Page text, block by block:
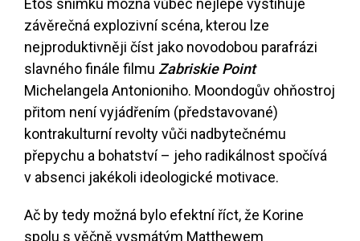
Étos snímku možná vůbec nejlépe vystihuje
závěrečná explozivní scéna, kterou lze
nejproduktivněji číst jako novodobou parafrázi
slavného finále filmu Zabriskie Point
Michelangela Antonioniho. Moondogův ohňostroj
přitom není vyjádřením (představované)
kontrakulturní revolty vůči nadbytečnému
přepychu a bohatství – jeho radikálnost spočívá
v absenci jakékoli ideologické motivace.
Ač by tedy možná bylo efektní říct, že Korine
spolu s věčně vysmátým Matthewem